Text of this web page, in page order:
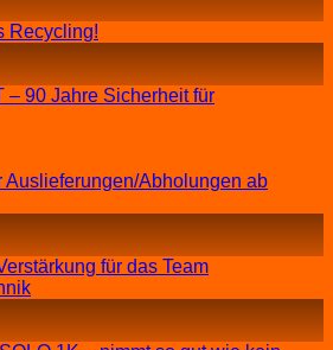
Recycling!
– 90 Jahre Sicherheit für
Auslieferungen/Abholungen ab
für das Team